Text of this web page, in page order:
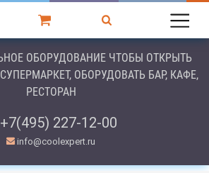
ОБОРУДОВАНИЕ ЧТОБЫ ОТКРЫТЬ
ОБОРУДОВАТЬ БАР, КАФЕ,
РЕСТОРАН
+7(495) 227-12-00
info@coolexpert.ru